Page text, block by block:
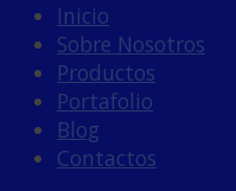
Inicio
Sobre Nosotros
Productos
Portafolio
Blog
Contactos